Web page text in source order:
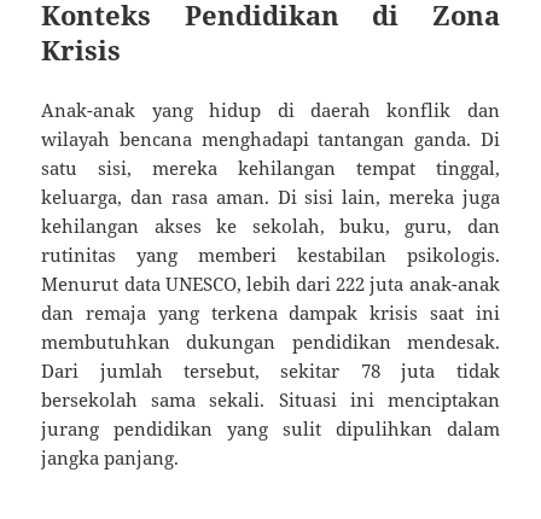
Konteks Pendidikan di Zona
Krisis
Anak-anak yang hidup di daerah konflik dan
wilayah bencana menghadapi tantangan ganda. Di
satu sisi, mereka kehilangan tempat tinggal,
keluarga, dan rasa aman. Di sisi lain, mereka juga
kehilangan akses ke sekolah, buku, guru, dan
rutinitas yang memberi kestabilan psikologis.
Menurut data UNESCO, lebih dari 222 juta anak-anak
dan remaja yang terkena dampak krisis saat ini
membutuhkan dukungan pendidikan mendesak.
Dari jumlah tersebut, sekitar 78 juta tidak
bersekolah sama sekali. Situasi ini menciptakan
jurang pendidikan yang sulit dipulihkan dalam
jangka panjang.